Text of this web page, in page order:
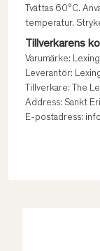
Tvättas 60°C.
temperatur.
Tillverkarens
Varumärke:
Leverantör:
Tillverkare: The
Address: Sankt
E-postadress: